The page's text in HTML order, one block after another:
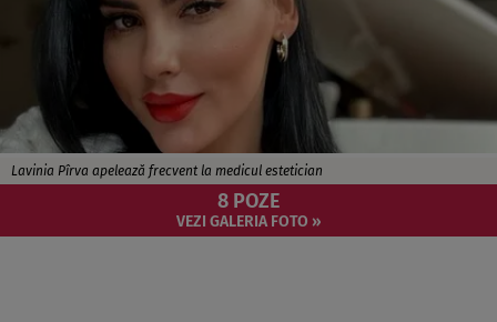
Lavinia Pîrva apelează frecvent la medicul estetician
8 POZE
VEZI GALERIA FOTO »